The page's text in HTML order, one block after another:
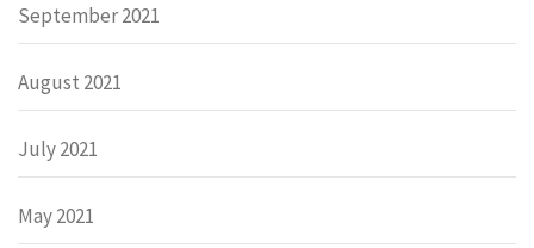
September 2021
August 2021
July 2021
May 2021